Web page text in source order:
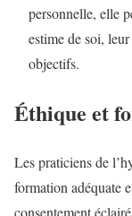
personnelle, elle
estime de soi,
objectifs.
Éthique et
Les praticiens de
formation adéquate
consentement